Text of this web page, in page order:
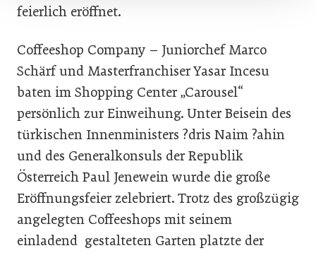
feierlich eröffnet.
Coffeeshop Company – Juniorchef Marco
Schärf und Masterfranchiser Yasar Incesu
baten im Shopping Center „Carousel“
persönlich zur Einweihung. Unter Beisein des
türkischen Innenministers ?dris Naim ?ahin
und des Generalkonsuls der Republik
Österreich Paul Jenewein wurde die große
Eröffnungsfeier zelebriert. Trotz des großzügig
angelegten Coffeeshops mit seinem
einladend gestalteten Garten platzte der